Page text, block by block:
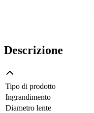
Descrizione
Tipo di prodotto
Ingrandimento
Diametro lente